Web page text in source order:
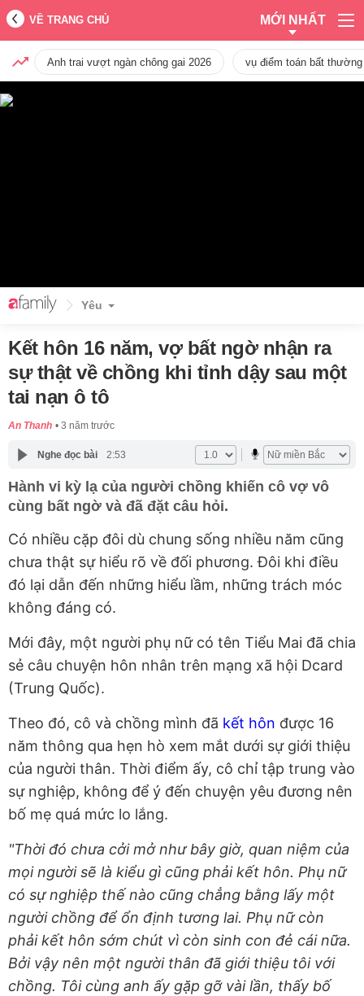
VỀ TRANG CHỦ MỚI NHẤT
Anh trai vượt ngàn chông gai 2026 vụ điểm toán bất
Yêu
Kết hôn 16 năm, vợ bất ngờ nhận ra
sự thật về chồng khi tỉnh dậy sau một
tai nạn ô tô
An Thanh 3 năm trước
Nghe đọc bài 2:53
Hành vi kỳ lạ của người chồng khiến cô vợ vô
cùng bất ngờ và đã đặt câu hỏi.
Có nhiều cặp đôi dù chung sống nhiều năm cũng
chưa thật sự hiểu rõ về đối phương. Đôi khi điều
đó lại dẫn đến những hiểu lầm, những trách móc
không đáng có.
Mới đây, một người phụ nữ có tên Tiểu Mai đã chia
sẻ câu chuyện hôn nhân trên mạng xã hội Dcard
(Trung Quốc).
Theo đó, cô và chồng mình đã kết hôn được 16
năm thông qua hẹn hò xem mắt dưới sự giới thiệu
của người thân. Thời điểm ấy, cô chỉ tập trung vào
sự nghiệp, không để ý đến chuyện yêu đương nên
bố mẹ quá mức lo lắng.
"Thời đó chưa cởi mở như bây giờ, quan niệm của
mọi người sẽ là kiểu gì cũng phải kết hôn. Phụ nữ
có sự nghiệp thế nào cũng chẳng bằng lấy một
người chồng để ổn định tương lai. Phụ nữ còn
phải kết hôn sớm chút vì còn sinh con đẻ cái nữa.
Bởi vậy nên một người thân đã giới thiệu tôi với
chồng. Tôi cùng anh ấy gặp gỡ vài lần, thấy bố